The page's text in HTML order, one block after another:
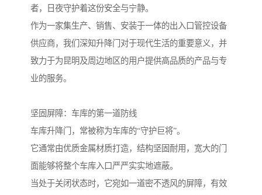
者，日夜守护着这份安全与宁静。
作为一家集生产、销售、安装于一体的出入口管控设备
供应商，我们深知升降门对于现代生活的重要意义，并
致力于为昆明及周边地区的用户提供高品质的产品与专
业的服务。
坚固屏障：车库的第一道防线
车库升降门，常被称为车库的“守护巨将”。
它通常由优质金属材质打造，结构坚固耐用，宽大的门
面能够将整个车库入口严严实实地遮蔽。
当处于关闭状态时，它宛如一道密不透风的屏障，有效